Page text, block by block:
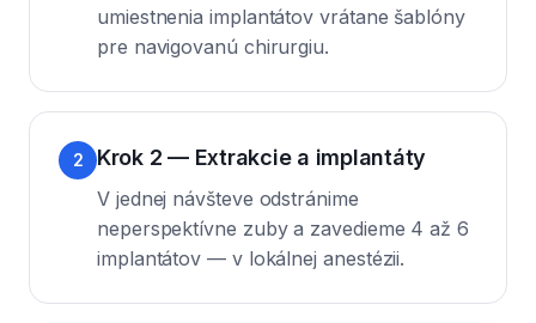
umiestnenia implantátov vrátane šablóny
pre navigovanú chirurgiu.
2 Krok 2 — Extrakcie a implantáty
V jednej návšteve odstránime
neperspektívne zuby a zavedieme 4 až 6
implantátov — v lokálnej anestézii.